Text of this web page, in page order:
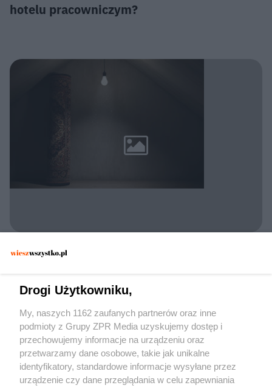
hotelu pracowniczym?
dywan wystarczył, by zmylić
funkcjonariuszy?
Drogi Użytkowniku,
My, naszych 1162 zaufanych partnerów oraz inne
podmioty z Grupy ZPR Media uzyskujemy dostęp i
przechowujemy informacje na urządzeniu oraz
przetwarzamy dane osobowe, takie jak unikalne
identyfikatory, standardowe informacje wysyłane przez
urządzenie czy dane przeglądania w celu zapewniania